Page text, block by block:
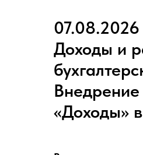
07.08.2026
Доходы и
«Доходы»